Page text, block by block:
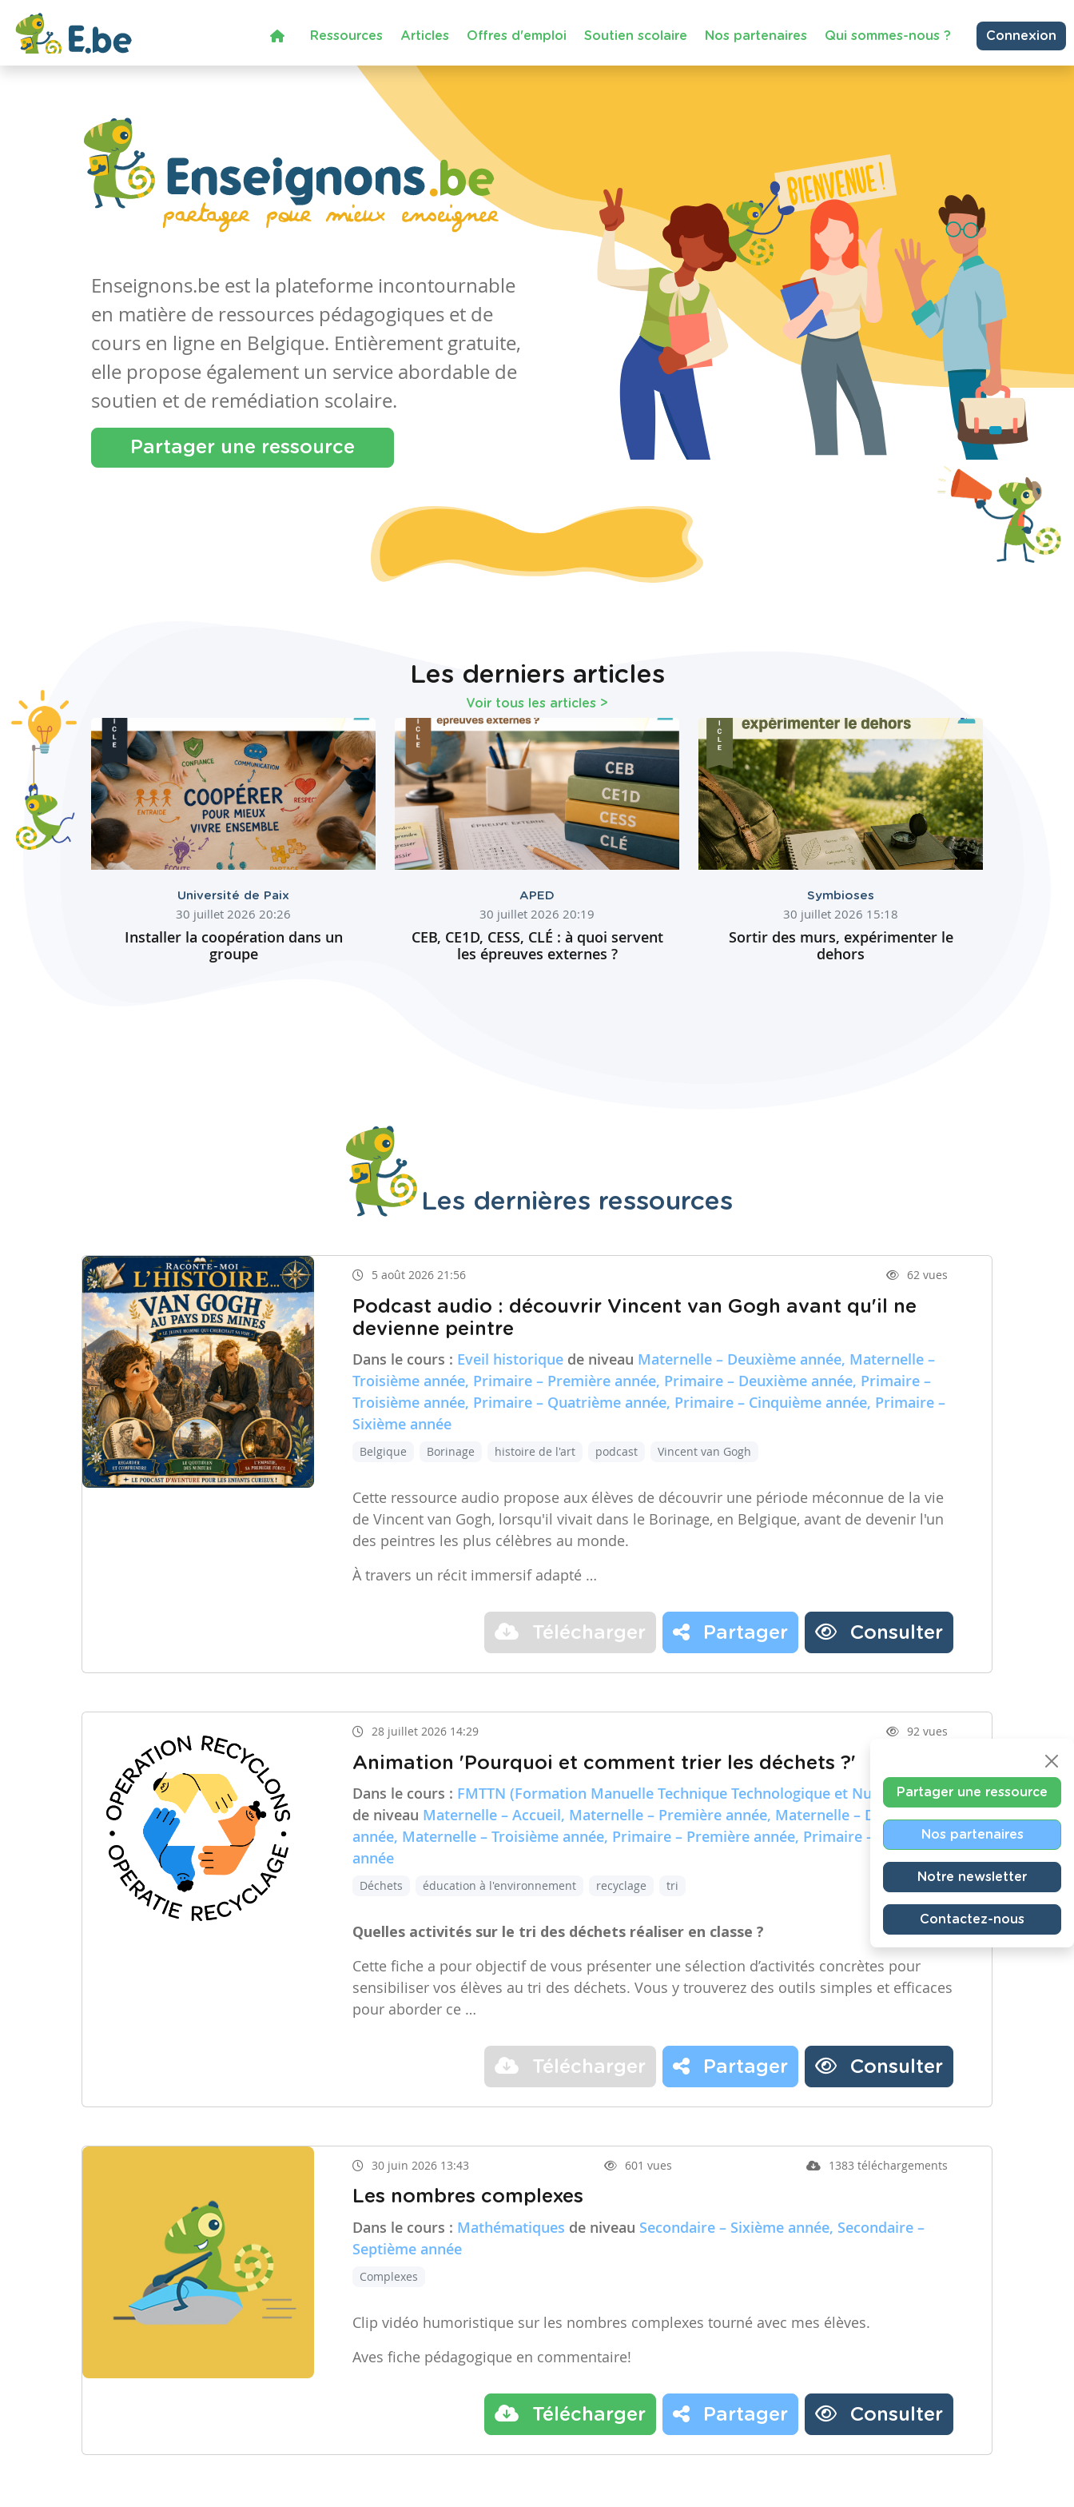
Ressources Articles Offres d'emploi Soutien scolaire Nos partenaires Qui sommes-nous ? Connexion
Enseignons.be est la plateforme incontournable
en matière de ressources pédagogiques et de
cours en ligne en Belgique. Entièrement gratuite,
elle propose également un service abordable de
soutien et de remédiation scolaire.
Partager une ressource
Les derniers articles
Voir tous les articles >
Université de Paix
30 juillet 2026 20:26
Installer la coopération dans un
groupe
APED
30 juillet 2026 20:19
CEB, CE1D, CESS, CLÉ : à quoi servent
les épreuves externes ?
Symbioses
30 juillet 2026 15:18
Sortir des murs, expérimenter le
dehors
Les dernières ressources
5 août 2026 21:56 62 vues
Podcast audio : découvrir Vincent van Gogh avant qu'il ne
devienne peintre
Dans le cours : Eveil historique de niveau Maternelle – Deuxième année, Maternelle –
Troisième année, Primaire – Première année, Primaire – Deuxième année, Primaire –
Troisième année, Primaire – Quatrième année, Primaire – Cinquième année, Primaire –
Sixième année
Belgique Borinage histoire de l'art podcast Vincent van Gogh
Cette ressource audio propose aux élèves de découvrir une période méconnue de la vie
de Vincent van Gogh, lorsqu'il vivait dans le Borinage, en Belgique, avant de devenir l'un
des peintres les plus célèbres au monde.
À travers un récit immersif adapté …
Télécharger Partager Consulter
28 juillet 2026 14:29 92 vues
Animation 'Pourquoi et comment trier les déchets ?'
Dans le cours : FMTTN (Formation Manuelle Technique Technologique et Numérique)
de niveau Maternelle – Accueil, Maternelle – Première année, Maternelle – Deuxième
année, Maternelle – Troisième année, Primaire – Première année, Primaire – Deuxième
année
Déchets éducation à l'environnement recyclage tri
Quelles activités sur le tri des déchets réaliser en classe ?
Cette fiche a pour objectif de vous présenter une sélection d’activités concrètes pour
sensibiliser vos élèves au tri des déchets. Vous y trouverez des outils simples et efficaces
pour aborder ce …
Télécharger Partager Consulter
30 juin 2026 13:43 601 vues 1383 téléchargements
Les nombres complexes
Dans le cours : Mathématiques de niveau Secondaire – Sixième année, Secondaire –
Septième année
Complexes
Clip vidéo humoristique sur les nombres complexes tourné avec mes élèves.
Aves fiche pédagogique en commentaire!
Télécharger Partager Consulter
Partager une ressource
Nos partenaires
Notre newsletter
Contactez-nous